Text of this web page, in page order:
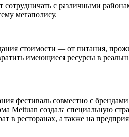
сотрудничать с различными
мегаполису.
стоимости — от питания,
имеющиеся ресурсы в
фестиваль совместно с
Meituan создала специальную
в ресторанах, а также на